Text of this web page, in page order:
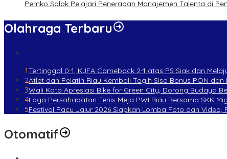
Pemko Solok Pelajari Penerapan Manajemen Talenta di
Olahraga Terbaru
1Tertinggal 0-1, KJFA Comeback 2-1 atas PS Siak dan
2Atlet dan Pelatih Riau Kembali Tagih Sisa Bonus PON
3Wali Kota Apresiasi Bike for Green City, Dorong Budaya
4Laga Persahabatan Tenis Meja PWI Riau Bersama SKK
5Festival Pacu Jalur 2026 Siapkan Lomba Foto dan
Otomatif